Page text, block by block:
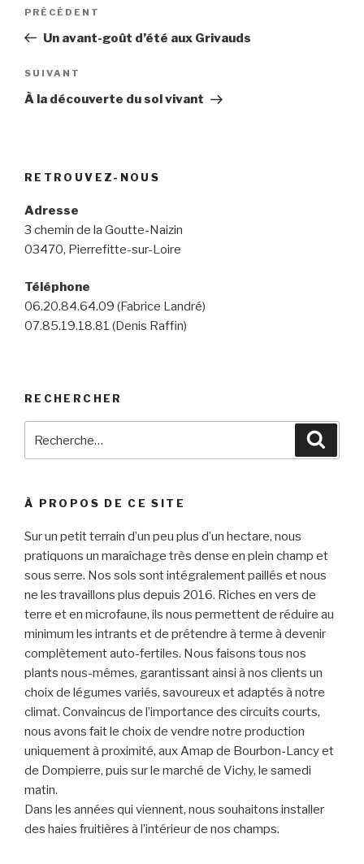
l’article
Article
précédent
PRÉCÉDENT
Un avant-goût d’été aux Grivauds
Article
suivant
SUIVANT
À la découverte du sol vivant
RETROUVEZ-NOUS
Adresse
3 chemin de la Goutte-Naizin
03470, Pierrefitte-sur-Loire
Téléphone
06.20.84.64.09 (Fabrice Landré)
07.85.19.18.81 (Denis Raffin)
RECHERCHER
pour
À PROPOS DE CE SITE
Sur un petit terrain d’un peu plus d’un hectare, nous
pratiquons un maraîchage très dense en plein champ et
sous serre. Nos sols sont intégralement paillés et nous
ne les travaillons plus depuis 2016. Riches en vers de
terre et en microfaune, ils nous permettent de réduire au
minimum les intrants et de prétendre à terme à devenir
complètement auto-fertiles. Nous faisons tous nos
plants nous-mêmes, garantissant ainsi à nos clients un
choix de légumes variés, savoureux et adaptés à notre
climat. Convaincus de l’importance des circuits courts,
nous avons fait le choix de vendre notre production
uniquement à proximité, aux Amap de Bourbon-Lancy et
de Dompierre, puis sur le marché de Vichy, le samedi
matin.
Dans les années qui viennent, nous souhaitons installer
des haies fruitières à l’intérieur de nos champs.